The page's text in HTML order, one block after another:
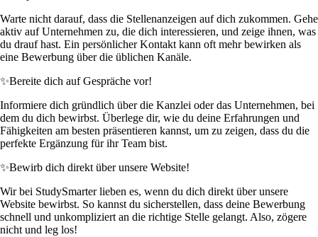
Warte nicht darauf, dass die Stellenanzeigen auf dich zukommen. Gehe
aktiv auf Unternehmen zu, die dich interessieren, und zeige ihnen, was
du drauf hast. Ein persönlicher Kontakt kann oft mehr bewirken als
eine Bewerbung über die üblichen Kanäle.
✨Bereite dich auf Gespräche vor!
Informiere dich gründlich über die Kanzlei oder das Unternehmen, bei
dem du dich bewirbst. Überlege dir, wie du deine Erfahrungen und
Fähigkeiten am besten präsentieren kannst, um zu zeigen, dass du die
perfekte Ergänzung für ihr Team bist.
✨Bewirb dich direkt über unsere Website!
Wir bei StudySmarter lieben es, wenn du dich direkt über unsere
Website bewirbst. So kannst du sicherstellen, dass deine Bewerbung
schnell und unkompliziert an die richtige Stelle gelangt. Also, zögere
nicht und leg los!